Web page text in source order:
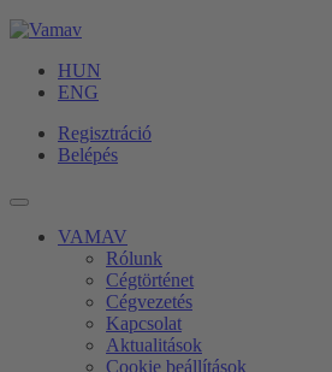
HUN
ENG
Regisztráció
Belépés
VAMAV
Rólunk
Cégtörténet
Cégvezetés
Kapcsolat
Aktualitások
Cookie beállítások